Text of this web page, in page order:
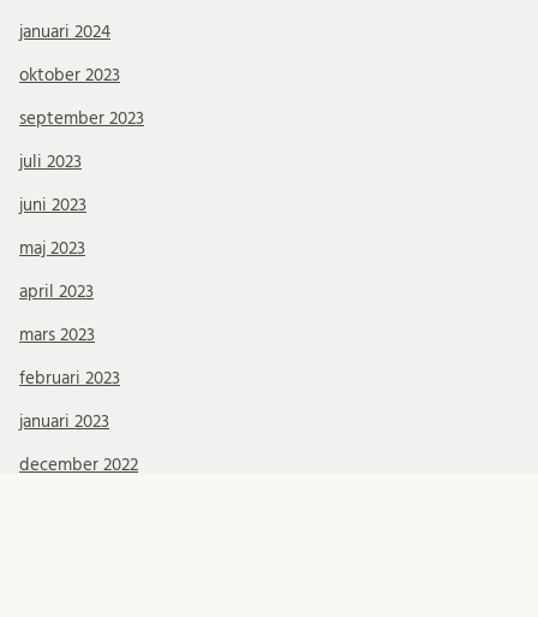
januari 2024
oktober 2023
september 2023
juli 2023
juni 2023
maj 2023
april 2023
mars 2023
februari 2023
januari 2023
december 2022